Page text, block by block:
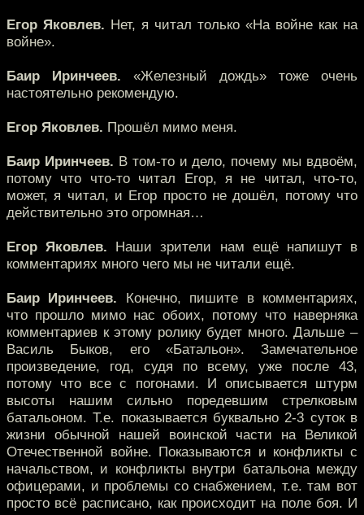
Егор Яковлев. Нет, я читал только «На войне как на
войне».
Баир Иринчеев. «Железный дождь» тоже очень
настоятельно рекомендую.
Егор Яковлев. Прошёл мимо меня.
Баир Иринчеев. В том-то и дело, почему мы вдвоём,
потому что что-то читал Егор, я не читал, что-то,
может, я читал, и Егор просто не дошёл, потому что
действительно это огромная…
Егор Яковлев. Наши зрители нам ещё напишут в
комментариях много чего мы не читали ещё.
Баир Иринчеев. Конечно, пишите в комментариях,
что прошло мимо нас обоих, потому что наверняка
комментариев к этому ролику будет много. Дальше –
Василь Быков, его «Батальон». Замечательное
произведение, год, судя по всему, уже после 43,
потому что все с погонами. И описывается штурм
высоты нашим сильно поредевшим стрелковым
батальоном. Т.е. показывается буквально 2-3 суток в
жизни обычной нашей воинской части на Великой
Отечественной войне. Показываются и конфликты с
начальством, и конфликты внутри батальона между
офицерами, и проблемы со снабжением, т.е. там вот
просто всё расписано, как происходит на поле боя. И